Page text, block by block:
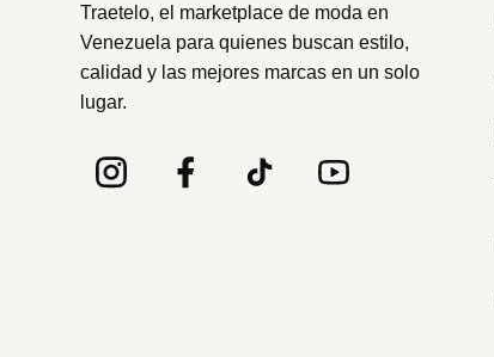
Traetelo, el marketplace de moda en
Venezuela para quienes buscan estilo,
calidad y las mejores marcas en un solo
lugar.